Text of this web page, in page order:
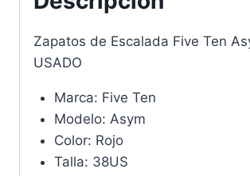
Zapatos de Escalada Five Ten
USADO
Marca: Five Ten
Modelo: Asym
Color: Rojo
Talla: 38US